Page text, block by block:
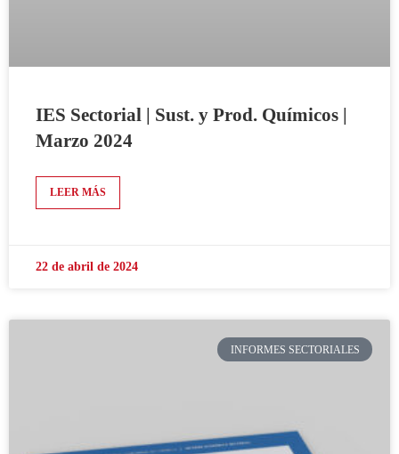
IES Sectorial | Sust. y Prod. Químicos |
Marzo 2024
LEER MÁS
22 de abril de 2024
INFORMES SECTORIALES